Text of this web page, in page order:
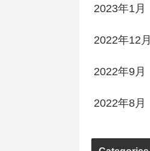
2023年1月
2022年12月
2022年9月
2022年8月